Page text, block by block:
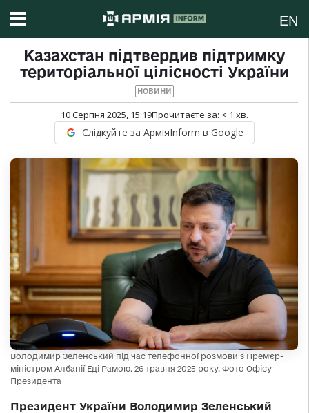
EN
Казахстан підтвердив підтримку
територіальної цілісності України
НОВИНИ
10 Серпня 2025, 15:19Прочитаєте за: < 1 хв.
Слідкуйте за АрміяInform в Google
Володимир Зеленський під час телефонної розмови з Премʼєр-
міністром Албанії Еді Рамою. 26 травня 2025 року. Фото Офісу
Президента
Президент України Володимир Зеленський